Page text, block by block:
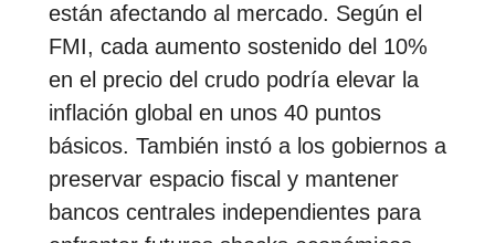
están afectando al mercado. Según el
FMI, cada aumento sostenido del 10%
en el precio del crudo podría elevar la
inflación global en unos 40 puntos
básicos. También instó a los gobiernos a
preservar espacio fiscal y mantener
bancos centrales independientes para